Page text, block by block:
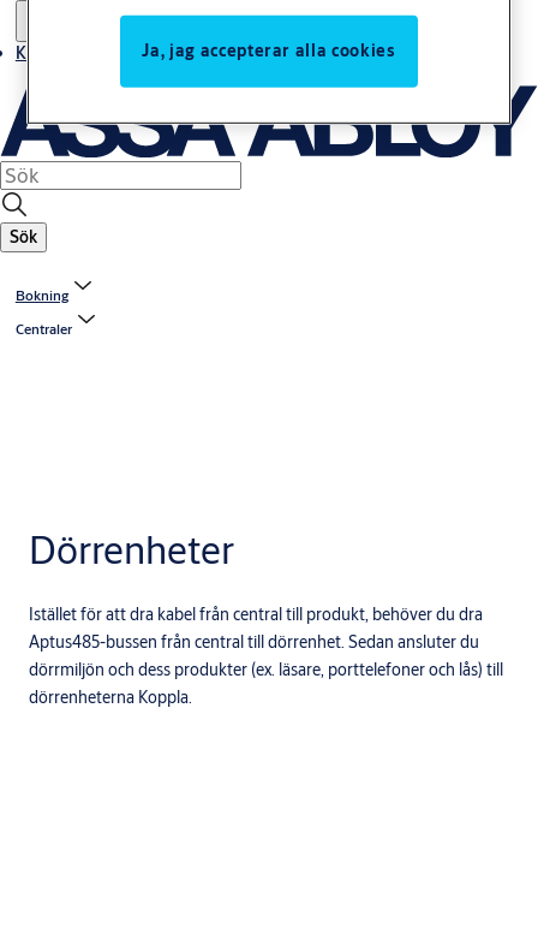
Kontakta oss
Sök
Bokning
Centraler
Dörrenheter
Istället för att dra kabel från central till produkt, behöver du dra
Aptus485-bussen från central till dörrenhet. Sedan ansluter du
dörrmiljön och dess produkter (ex. läsare, porttelefoner och lås) till
dörrenheterna Koppla.
Ja, jag accepterar alla cookies